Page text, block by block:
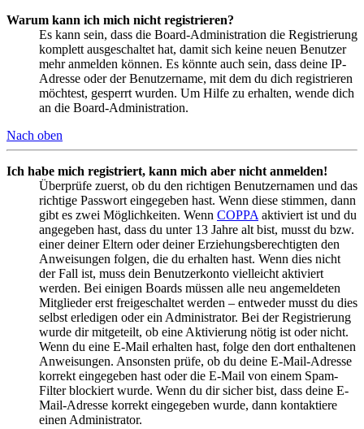
Warum kann ich mich nicht registrieren?
Es kann sein, dass die Board-Administration die Registrierung
komplett ausgeschaltet hat, damit sich keine neuen Benutzer
mehr anmelden können. Es könnte auch sein, dass deine IP-
Adresse oder der Benutzername, mit dem du dich registrieren
möchtest, gesperrt wurden. Um Hilfe zu erhalten, wende dich
an die Board-Administration.
Nach oben
Ich habe mich registriert, kann mich aber nicht anmelden!
Überprüfe zuerst, ob du den richtigen Benutzernamen und das
richtige Passwort eingegeben hast. Wenn diese stimmen, dann
gibt es zwei Möglichkeiten. Wenn COPPA aktiviert ist und du
angegeben hast, dass du unter 13 Jahre alt bist, musst du bzw.
einer deiner Eltern oder deiner Erziehungsberechtigten den
Anweisungen folgen, die du erhalten hast. Wenn dies nicht
der Fall ist, muss dein Benutzerkonto vielleicht aktiviert
werden. Bei einigen Boards müssen alle neu angemeldeten
Mitglieder erst freigeschaltet werden – entweder musst du dies
selbst erledigen oder ein Administrator. Bei der Registrierung
wurde dir mitgeteilt, ob eine Aktivierung nötig ist oder nicht.
Wenn du eine E-Mail erhalten hast, folge den dort enthaltenen
Anweisungen. Ansonsten prüfe, ob du deine E-Mail-Adresse
korrekt eingegeben hast oder die E-Mail von einem Spam-
Filter blockiert wurde. Wenn du dir sicher bist, dass deine E-
Mail-Adresse korrekt eingegeben wurde, dann kontaktiere
einen Administrator.